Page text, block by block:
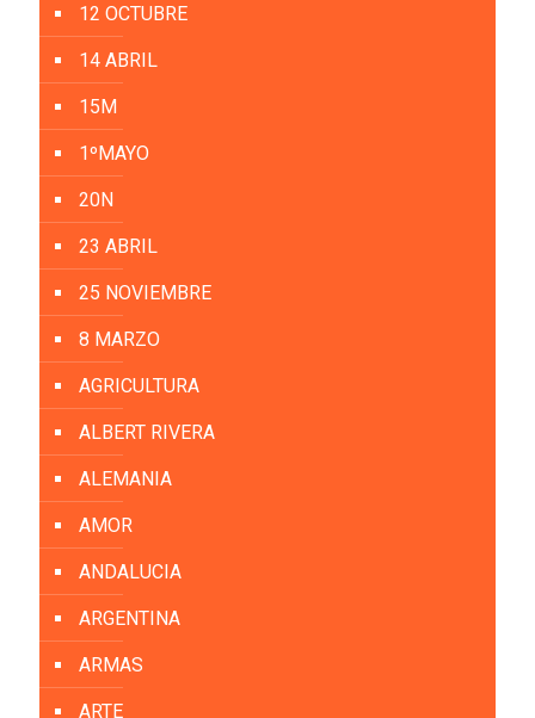
12 OCTUBRE
14 ABRIL
15M
1ºMAYO
20N
23 ABRIL
25 NOVIEMBRE
8 MARZO
AGRICULTURA
ALBERT RIVERA
ALEMANIA
AMOR
ANDALUCIA
ARGENTINA
ARMAS
ARTE